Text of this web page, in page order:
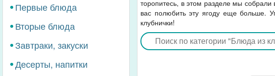
Первые блюда
Вторые блюда
Завтраки, закуски
Десерты, напитки
торопитесь, в этом разделе мы собрали
вас полюбить эту ягоду еще больше.
клубнички!